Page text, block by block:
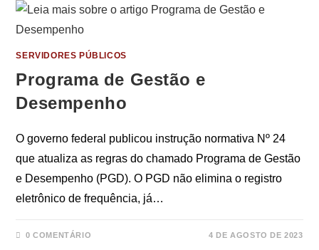
SERVIDORES PÚBLICOS
Programa de Gestão e
Desempenho
O governo federal publicou instrução normativa Nº 24
que atualiza as regras do chamado Programa de Gestão
e Desempenho (PGD). O PGD não elimina o registro
eletrônico de frequência, já…
0 COMENTÁRIO 4 DE AGOSTO DE 2023